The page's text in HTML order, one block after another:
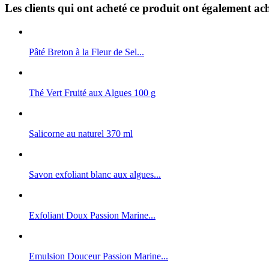
Les clients qui ont acheté ce produit ont également
Pâté Breton à la Fleur de Sel...
Thé Vert Fruité aux Algues 100 g
Salicorne au naturel 370 ml
Savon exfoliant blanc aux algues...
Exfoliant Doux Passion Marine...
Emulsion Douceur Passion Marine...